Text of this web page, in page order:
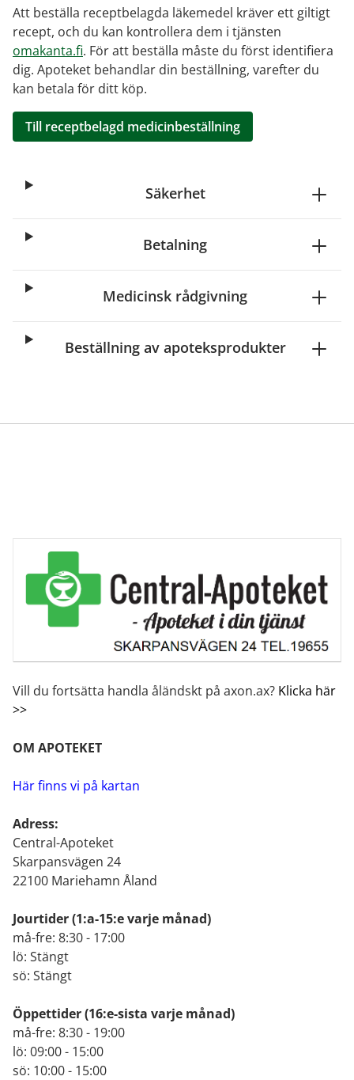
Att beställa receptbelagda läkemedel kräver ett giltigt
recept, och du kan kontrollera dem i tjänsten
omakanta.fi. För att beställa måste du först identifiera
dig. Apoteket behandlar din beställning, varefter du
kan betala för ditt köp.
Till receptbelagd medicinbeställning
Säkerhet
Betalning
Medicinsk rådgivning
Beställning av apoteksprodukter
Vill du fortsätta handla åländskt på axon.ax? Klicka här
>>
OM APOTEKET
Här finns vi på kartan
Adress:
Central-Apoteket
Skarpansvägen 24
22100 Mariehamn Åland
Jourtider(1:a-15:e varje månad)
må-fre: 8:30 - 17:00
lö: Stängt
sö: Stängt
Öppettider(16:e-sista varje månad)
må-fre: 8:30 - 19:00
lö: 09:00 - 15:00
sö: 10:00 - 15:00